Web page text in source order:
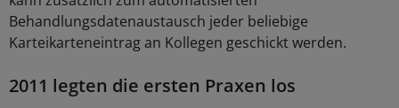
Behandlungsdatenaustausch jeder beliebige
Karteikarteneintrag an Kollegen geschickt werden.
2011 legten die ersten Praxen los